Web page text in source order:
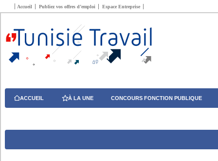
Accueil Publiez vos offres d’emploi Espace Entreprise
ACCUEIL À LA UNE CONCOURS FONCTION PUBLIQUE